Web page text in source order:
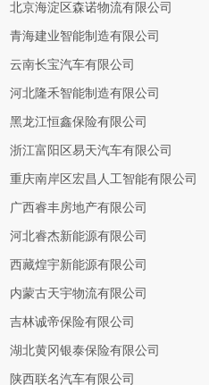
北京海淀区森诺物流有限公司
青海建业智能制造有限公司
云南长宝汽车有限公司
河北隆禾智能制造有限公司
黑龙江恒鑫保险有限公司
浙江富阳区易天汽车有限公司
重庆南岸区宏昌人工智能有限公司
广西睿丰房地产有限公司
河北睿杰新能源有限公司
西藏煌宇新能源有限公司
内蒙古天宇物流有限公司
吉林诚帝保险有限公司
湖北黄冈银泰保险有限公司
陕西联名汽车有限公司